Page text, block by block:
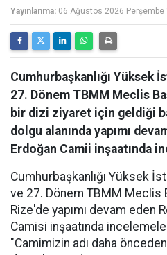
Yayınlanma: 06 Ağustos 2026 Perşembe
Cumhurbaşkanlığı Yüksek
27. Dönem TBMM Meclis
bir dizi ziyaret için geldiği
dolgu alanında yapımı
Erdoğan Camii inşaatında
Cumhurbaşkanlığı Yüksek
ve 27. Dönem TBMM Meclis
Rize'de yapımı devam eden
Camisi inşaatında
"Camimizin adı daha